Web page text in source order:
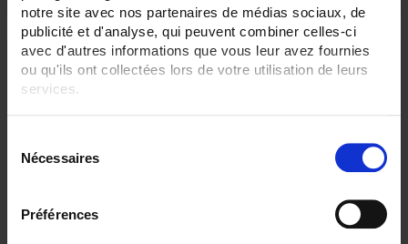
notre site avec nos partenaires de médias sociaux, de
publicité et d'analyse, qui peuvent combiner celles-ci
avec d'autres informations que vous leur avez fournies
ou qu'ils ont collectées lors de votre utilisation de leurs
services.
Nécessaires
Préférences